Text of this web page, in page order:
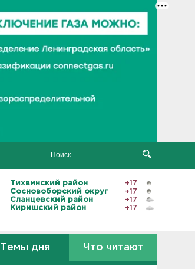
Тихвинский район
+17
Сосновоборский округ
+17
Сланцевский район
+17
Киришский район
+17
Темы дня Что читают